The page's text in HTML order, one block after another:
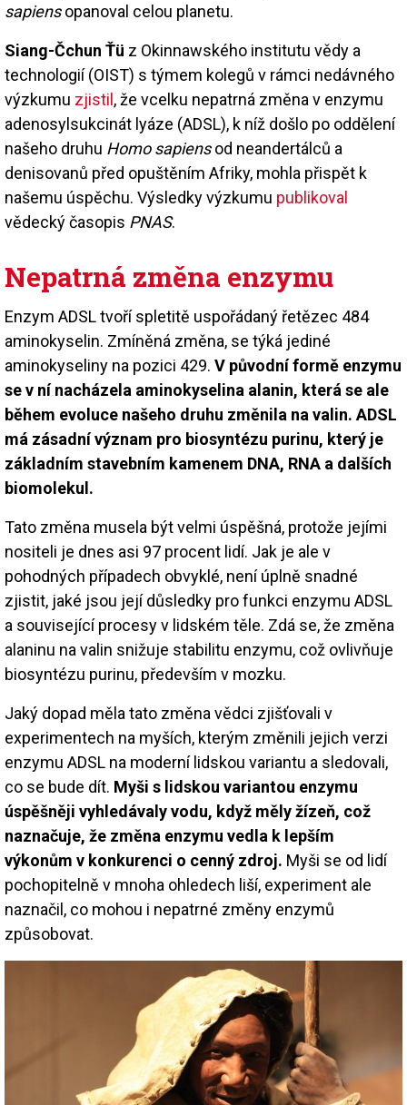
sapiensopanoval celou planetu.
Siang-Čchun Ťü z Okinnawského institutu vědy a
technologií (OIST) s týmem kolegů v rámci nedávného
výzkumu zjistil, že vcelku nepatrná změna v enzymu
adenosylsukcinát lyáze (ADSL), k níž došlo po oddělení
našeho druhu Homo sapiensod neandertálců a
denisovanů před opuštěním Afriky, mohla přispět k
našemu úspěchu. Výsledky výzkumu publikoval
vědecký časopis PNAS.
Nepatrná změna enzymu
Enzym ADSL tvoří spletitě uspořádaný řetězec 484
aminokyselin. Zmíněná změna, se týká jediné
aminokyseliny na pozici 429. V původní formě enzymu
se v ní nacházela aminokyselina alanin, která se ale
během evoluce našeho druhu změnila na valin. ADSL
má zásadní význam pro biosyntézu purinu, který je
základním stavebním kamenem DNA, RNA a dalších
biomolekul.
Tato změna musela být velmi úspěšná, protože jejími
nositeli je dnes asi 97 procent lidí. Jak je ale v
pohodných případech obvyklé, není úplně snadné
zjistit, jaké jsou její důsledky pro funkci enzymu ADSL
a související procesy v lidském těle. Zdá se, že změna
alaninu na valin snižuje stabilitu enzymu, což ovlivňuje
biosyntézu purinu, především v mozku.
Jaký dopad měla tato změna vědci zjišťovali v
experimentech na myších, kterým změnili jejich verzi
enzymu ADSL na moderní lidskou variantu a sledovali,
co se bude dít. Myši s lidskou variantou enzymu
úspěšněji vyhledávaly vodu, když měly žízeň, což
naznačuje, že změna enzymu vedla k lepším
výkonům v konkurenci o cenný zdroj. Myši se od lidí
pochopitelně v mnoha ohledech liší, experiment ale
naznačil, co mohou i nepatrné změny enzymů
způsobovat.